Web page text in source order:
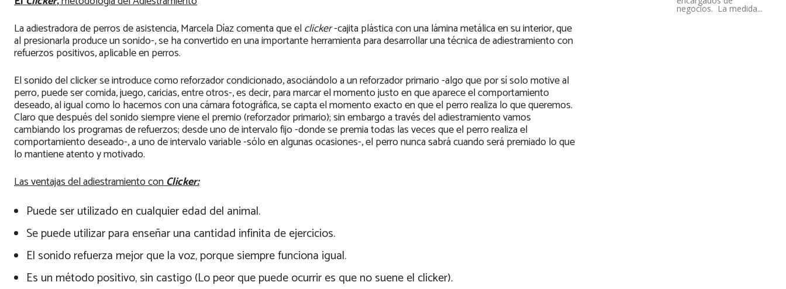
La adiestradora de perros de asistencia, Marcela Díaz comenta que elclicker-cajita plástica con una lámina metálica en su interior, que
al presionarla produce un sonido-, se ha convertido en una importante herramienta para desarrollar una técnica de adiestramiento con
refuerzos positivos, aplicable en perros.
El sonido del clicker se introduce como reforzador condicionado, asociándolo a un reforzador primario -algo que por sí solo motive al
perro, puede ser comida, juego, caricias, entre otros-, es decir, para marcar el momento justo en que aparece el comportamiento
deseado, al igual como lo hacemos con una cámara fotográfica, se capta el momento exacto en que el perro realiza lo que queremos.
Claro que después del sonido siempre viene el premio (reforzador primario); sin embargo a través del adiestramiento vamos
cambiando los programas de refuerzos; desde uno de intervalo fijo -donde se premia todas las veces que el perro realiza el
comportamiento deseado-, a uno de intervalo variable -sólo en algunas ocasiones-, el perro nunca sabrá cuando será premiado lo que
lo mantiene atento y motivado.
Las ventajas del adiestramiento conClicker:
Puede ser utilizado en cualquier edad del animal.
Se puede utilizar para enseñar una cantidad infinita de ejercicios.
El sonido refuerza mejor que la voz, porque siempre funciona igual.
Es un método positivo, sin castigo (Lo peor que puede ocurrir es que no suene el clicker).
negocios. La medida...